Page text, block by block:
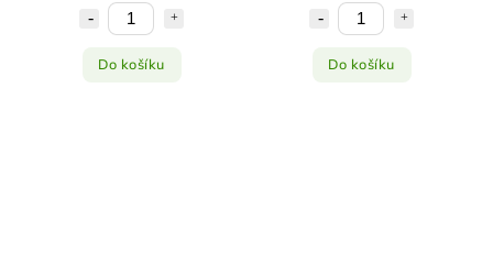
Do košíku Do košíku